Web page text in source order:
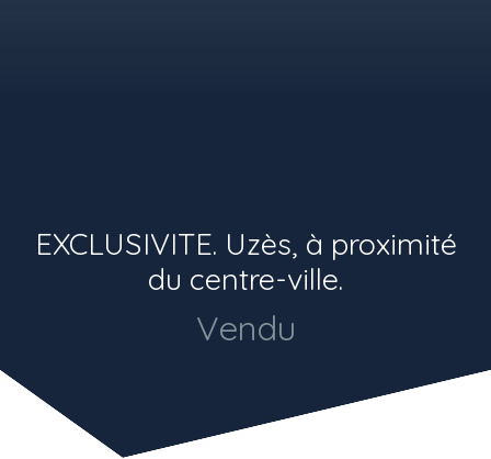
EXCLUSIVITE. Uzès, à proximité
du centre-ville.
Vendu